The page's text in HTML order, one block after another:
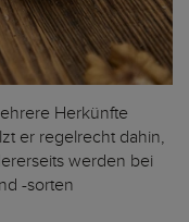
Herkünfte
er regelrecht dahin,
werden bei
-sorten